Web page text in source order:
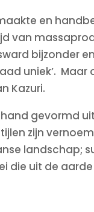
en
van
bijzonder
uniek’.
Kazuri.
gevormd
zijn
landschap;
die uit de